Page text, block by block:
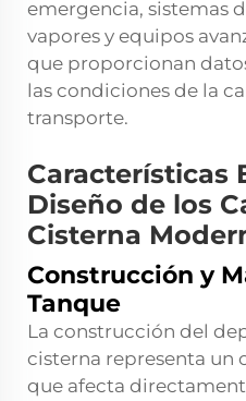
emergencia, sistemas
vapores y equipos
que proporcionan
las condiciones de la
transporte.
Características
Diseño de los
Cisterna
Construcción y
Tanque
La construcción del
cisterna representa
que afecta